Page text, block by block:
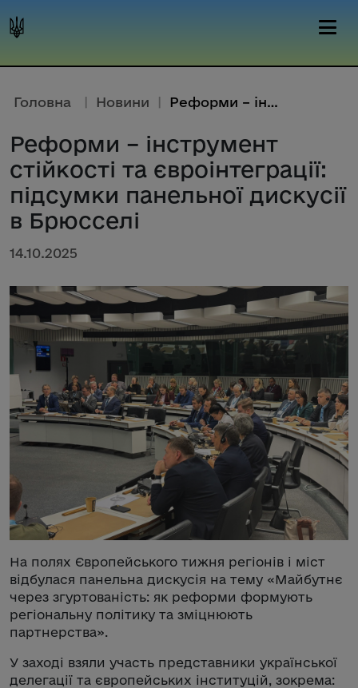
Головна | Новини | Реформи – інструмент стійкості...
Реформи – інструмент
стійкості та євроінтеграції:
підсумки панельної дискусії
в Брюсселі
14.10.2025
На полях Європейського тижня регіонів і міст
відбулася панельна дискусія на тему «Майбутнє
через згуртованість: як реформи формують
регіональну політику та зміцнюють
партнерства».
У заході взяли участь представники української
делегації та європейських інституцій, зокрема: